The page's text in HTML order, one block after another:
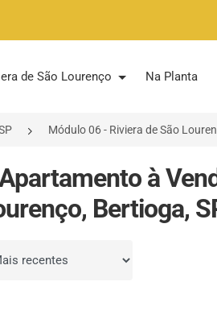
de São Lourenço Na Planta
Módulo 06 - Riviera de São
à
Bertioga,
por